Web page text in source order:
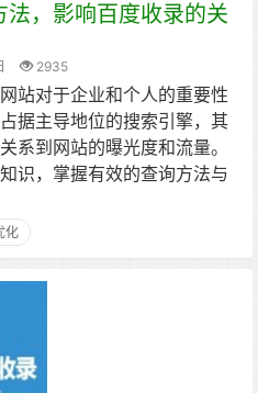
，影响百度收录的关
2935
站对于企业和个人的重要性
据主导地位的搜索引擎，其
系到网站的曝光度和流量。
识，掌握有效的查询方法与
化